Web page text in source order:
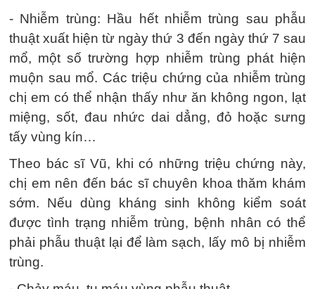
- Nhiễm trùng: Hầu hết nhiễm trùng sau phẫu
thuật xuất hiện từ ngày thứ 3 đến ngày thứ 7 sau
mổ, một số trường hợp nhiễm trùng phát hiện
muộn sau mổ. Các triệu chứng của nhiễm trùng
chị em có thể nhận thấy như ăn không ngon, lạt
miệng, sốt, đau nhức dai dẳng, đỏ hoặc sưng
tấy vùng kín…
Theo bác sĩ Vũ, khi có những triệu chứng này,
chị em nên đến bác sĩ chuyên khoa thăm khám
sớm. Nếu dùng kháng sinh không kiểm soát
được tình trạng nhiễm trùng, bệnh nhân có thể
phải phẫu thuật lại để làm sạch, lấy mô bị nhiễm
trùng.